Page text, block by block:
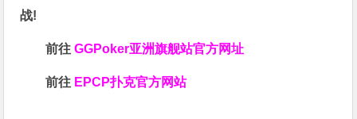
战!
前往GGPoker亚洲旗舰站官方网址
前往 EPCP扑克官方网站